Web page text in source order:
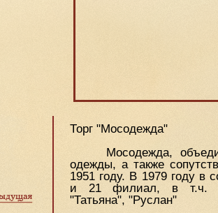
Торг "Мосодежда"
Мосодежда,
одежды, а также
1951 году. В 1979 году в
и 21 филиал, в т.ч.
"Татьяна", "Руслан"